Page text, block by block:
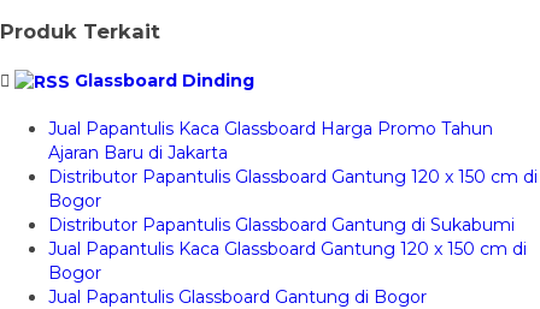
Produk Terkait
Glassboard Dinding
Jual Papantulis Kaca Glassboard Harga Promo Tahun
Ajaran Baru di Jakarta
Distributor Papantulis Glassboard Gantung 120 x 150 cm di
Bogor
Distributor Papantulis Glassboard Gantung di Sukabumi
Jual Papantulis Kaca Glassboard Gantung 120 x 150 cm di
Bogor
Jual Papantulis Glassboard Gantung di Bogor